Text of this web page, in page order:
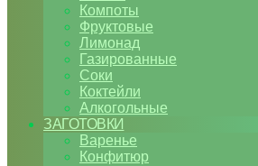
Компоты
Фруктовые
Лимонад
Газированные
Соки
Коктейли
Алкогольные
ЗАГОТОВКИ
Варенье
Конфитюр